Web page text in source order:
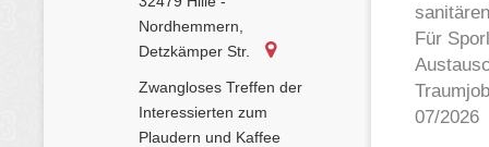
Für
07/2026